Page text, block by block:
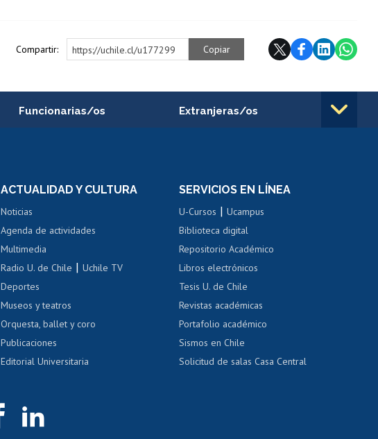
Compartir: https://uchile.cl/u177299 Copiar
Funcionarias/os
Portal de movilidad interna
Certificado de renta
Certificado de renta
Gestión de correo uchile
Extranjeras/os
Movilidad Estudiantil
Cursos de español
Acoso laboral, sexual y violencia
ACTUALIDAD Y CULTURA
Noticias
Agenda de actividades
Multimedia
Radio U. de Chile |Uchile TV
Deportes
Museos y teatros
Orquesta, ballet y coro
Publicaciones
Editorial Universitaria
SERVICIOS EN LÍNEA
U-Cursos |Ucampus
Biblioteca digital
Repositorio Académico
Libros electrónicos
Tesis U. de Chile
Revistas académicas
Portafolio académico
Sismos en Chile
Solicitud de salas Casa Central